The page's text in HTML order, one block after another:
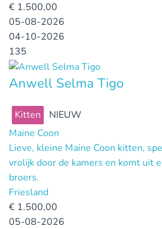
€ 1.500,00
05-08-2026
04-10-2026
135
Anwell Selma Tigo
Kitten
NIEUW
Maine Coon
Lieve, kleine Maine Coon kitten,
vrolijk door de kamers en komt uit
broers.
Friesland
€ 1.500,00
05-08-2026